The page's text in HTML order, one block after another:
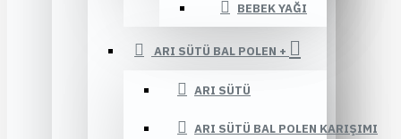
BEBEK YAĞI
ARI SÜTÜ BAL POLEN +
ARI SÜTÜ
ARI SÜTÜ BAL POLEN KARIŞIMI